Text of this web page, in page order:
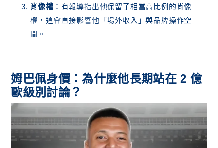
肖像權 ：有報導指出他保留了相當高比例的肖像
權，這會直接影響他「場外收入」與品牌操作空
間。
姆巴佩身價：為什麼他長期站在 2 億
歐級別討論？